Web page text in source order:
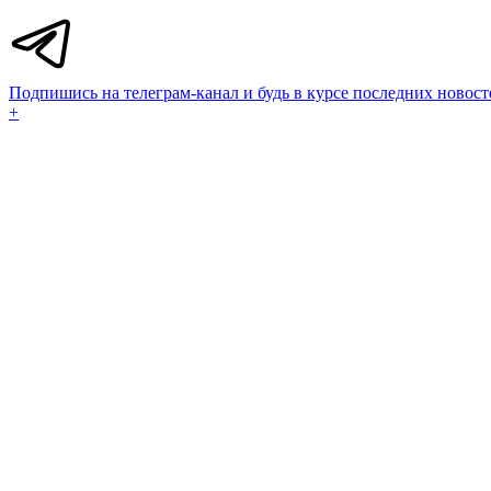
Подпишись на телеграм-канал и будь в курсе последних
+